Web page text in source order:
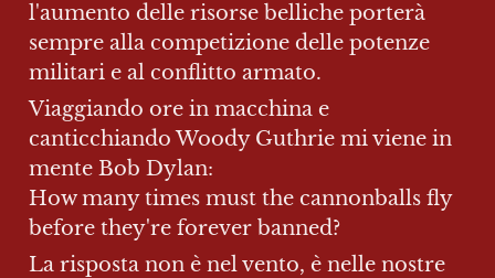
l'aumento delle risorse belliche porterà
sempre alla competizione delle potenze
militari e al conflitto armato.
Viaggiando ore in macchina e
canticchiando Woody Guthrie mi viene in
mente Bob Dylan:
How many times must the cannonballs fly
before they're forever banned?
La risposta non è nel vento, è nelle nostre